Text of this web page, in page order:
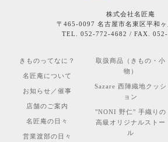
株式会社名匠庵
〒465-0097 名古屋市名東区平和
TEL. 052-772-4682 / FAX.
きものってなに？
名匠庵について
お知らせ／催事
店舗のご案内
名匠庵の日々
営業渡部の日々
取扱商品（きもの・小
物）
Sazare 西陣織地クッシ
ョン
"NONI 野仁" 手織りの
高級オリジナルストー
ル